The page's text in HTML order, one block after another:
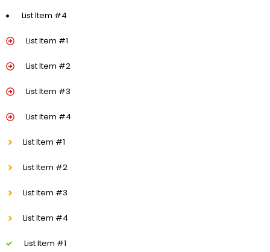
List Item #4
List Item #1
List Item #2
List Item #3
List Item #4
List Item #1
List Item #2
List Item #3
List Item #4
List Item #1